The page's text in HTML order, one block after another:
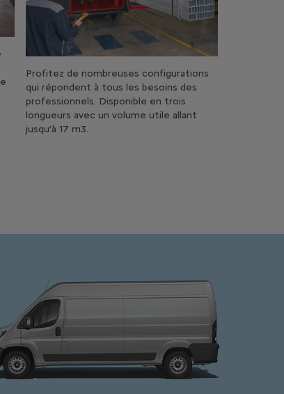
Profitez de nombreuses configurations
qui répondent à tous les besoins des
professionnels. Disponible en trois
longueurs avec un volume utile allant
jusqu'à 17 m3.